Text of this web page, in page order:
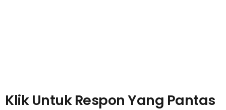
Klik Untuk Respon Yang Pantas